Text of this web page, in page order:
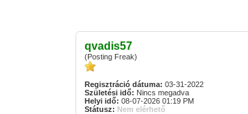
qvadis57
(Posting Freak)
Regisztráció dátuma: 03-31-2022
Születési idő: Nincs megadva
Helyi idő: 08-07-2026 01:19 PM
Státusz: Nem elérhető